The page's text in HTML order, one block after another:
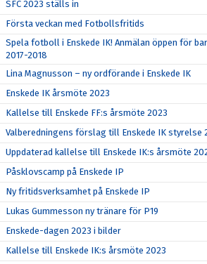
SFC 2023 ställs in
Första veckan med Fotbollsfritids
Spela fotboll i Enskede IK! Anmälan öppen för
2017-2018
Lina Magnusson – ny ordförande i Enskede IK
Enskede IK årsmöte 2023
Kallelse till Enskede FF:s årsmöte 2023
Valberedningens förslag till Enskede IK styrelse
Uppdaterad kallelse till Enskede IK:s årsmöte
Påsklovscamp på Enskede IP
Ny fritidsverksamhet på Enskede IP
Lukas Gummesson ny tränare för P19
Enskede-dagen 2023 i bilder
Kallelse till Enskede IK:s årsmöte 2023